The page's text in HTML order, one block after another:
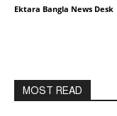
Ektara Bangla News Desk
MOST READ